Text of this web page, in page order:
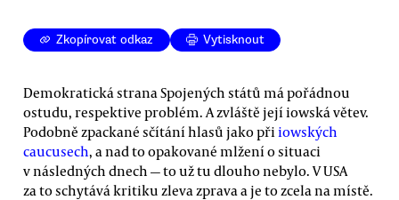
Zkopírovat odkaz Vytisknout
Demokratická strana Spojených států má pořádnou
ostudu, respektive problém. A zvláště její iowská větev.
Podobně zpackané sčítání hlasů jako při iowských
caucusech, a nad to opakované mlžení o situaci
v následných dnech — to už tu dlouho nebylo. V USA
za to schytává kritiku zleva zprava a je to zcela na místě.